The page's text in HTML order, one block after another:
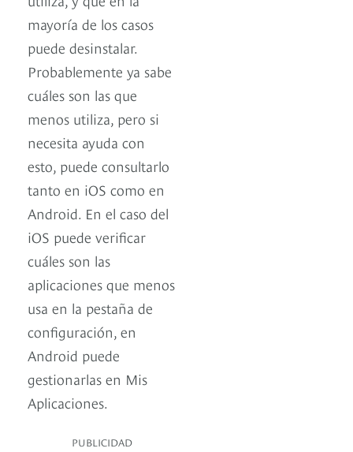
mayoría de los casos
puede desinstalar.
Probablemente ya sabe
cuáles son las que
menos utiliza, pero si
necesita ayuda con
esto, puede consultarlo
tanto en iOS como en
Android. En el caso del
iOS puede verificar
cuáles son las
aplicaciones que menos
usa en la pestaña de
configuración, en
Android puede
gestionarlas en Mis
Aplicaciones.
PUBLICIDAD